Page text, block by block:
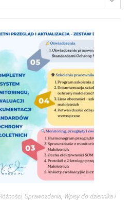
, Sprawozdania, Wpisy do dziennika i